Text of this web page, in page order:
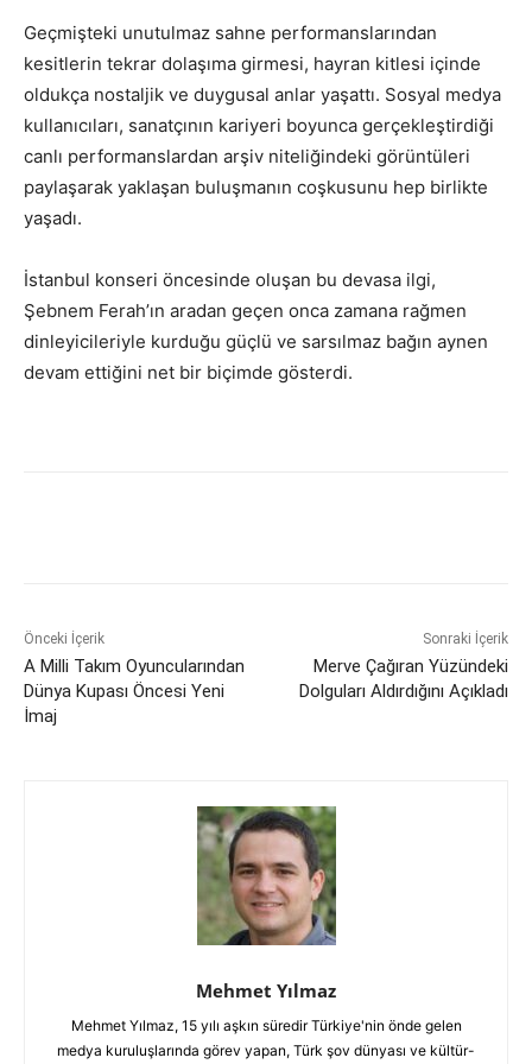
Geçmişteki unutulmaz sahne performanslarından
kesitlerin tekrar dolaşıma girmesi, hayran kitlesi içinde
oldukça nostaljik ve duygusal anlar yaşattı. Sosyal medya
kullanıcıları, sanatçının kariyeri boyunca gerçekleştirdiği
canlı performanslardan arşiv niteliğindeki görüntüleri
paylaşarak yaklaşan buluşmanın coşkusunu hep birlikte
yaşadı.
İstanbul konseri öncesinde oluşan bu devasa ilgi,
Şebnem Ferah’ın aradan geçen onca zamana rağmen
dinleyicileriyle kurduğu güçlü ve sarsılmaz bağın aynen
devam ettiğini net bir biçimde gösterdi.
Önceki İçerik
A Milli Takım Oyuncularından
Dünya Kupası Öncesi Yeni
İmaj
Sonraki İçerik
Merve Çağıran Yüzündeki
Dolguları Aldırdığını Açıkladı
Mehmet Yılmaz
Mehmet Yılmaz, 15 yılı aşkın süredir Türkiye'nin önde gelen
medya kuruluşlarında görev yapan, Türk şov dünyası ve kültür-